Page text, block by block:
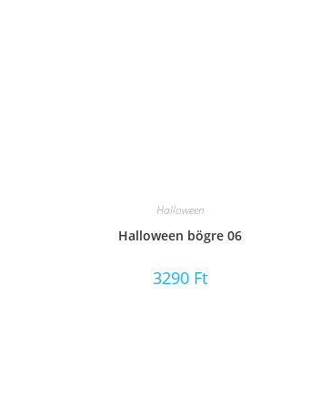
Halloween
Halloween bögre 06
3290 Ft